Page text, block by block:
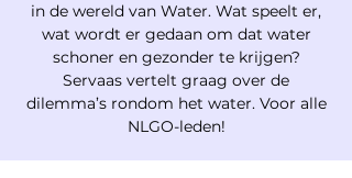
in de wereld van Water. Wat speelt er,
wat wordt er gedaan om dat water
schoner en gezonder te krijgen?
Servaas vertelt graag over de
dilemma’s rondom het water. Voor alle
NLGO-leden!